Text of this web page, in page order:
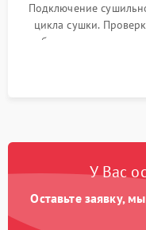
Подключение
цикла сушки.
набора температуры,
конденсата) и
У Вас
Оставьте заявку,